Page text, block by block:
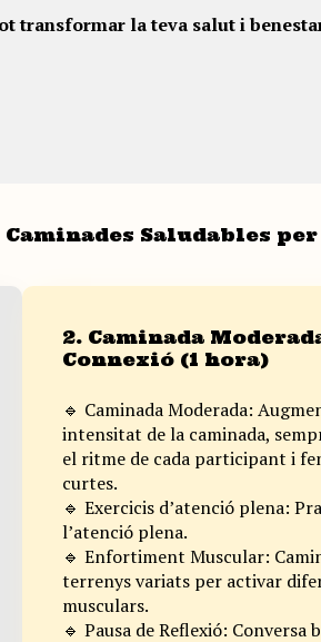
transformar la teva salut i
Saludables
2. Caminada
Connexió (1 hora)
🔹 Caminada Moderada:
intensitat de la caminada,
el ritme de cada participant i
curtes.
🔹 Exercicis d’atenció plena:
l’atenció plena.
🔹 Enfortiment Muscular:
terrenys variats per activar
musculars.
🔹 Pausa de Reflexió: Conversa